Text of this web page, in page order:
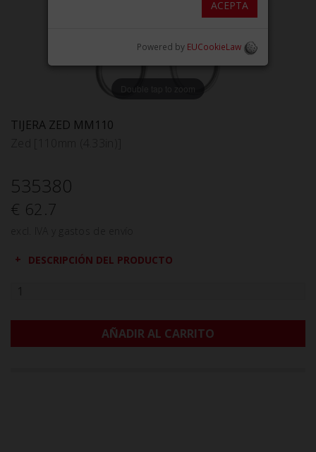
Double tap to zoom
TIJERA ZED MM110
535380
€ 62.7
DESCRIPCIÓN DEL PRODUCTO
AÑADIR AL CARRITO
ACEPTA
Powered by EUCookieLaw